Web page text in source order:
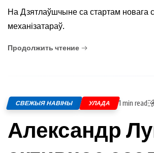
На Дзятлаўшчыне са стартам новага
механізатараў.
Продолжить чтение
СВЕЖЫЯ НАВІНЫ УЛАДА 1 min read
Александр